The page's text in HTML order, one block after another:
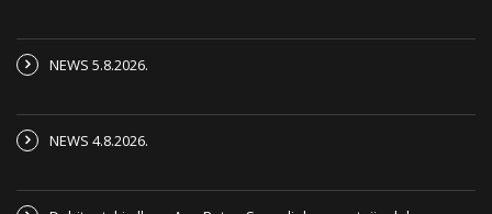
NEWS 5.8.2026.
NEWS 4.8.2026.